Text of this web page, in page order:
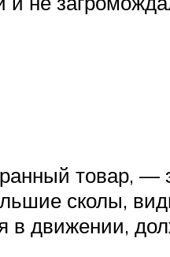
товар, —
сколы,
движении,